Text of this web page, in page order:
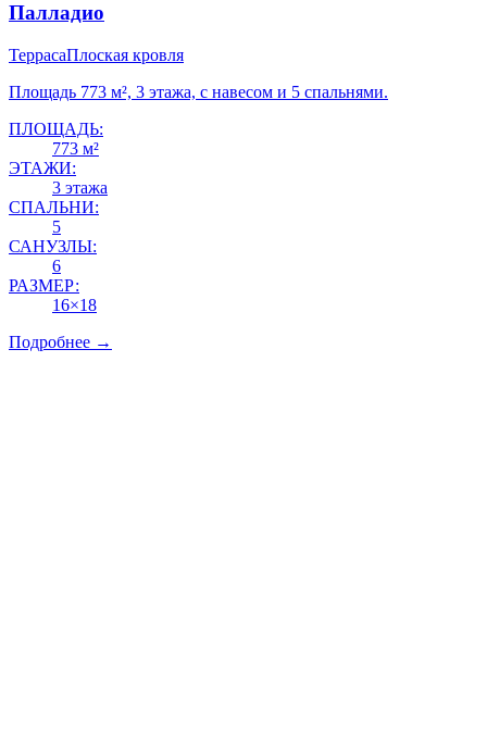
Палладио
ТеррасаПлоская кровля
Площадь 773 м², 3 этажа, с навесом и 5 спальнями.
ПЛОЩАДЬ:
773 м²
ЭТАЖИ:
3 этажа
СПАЛЬНИ:
5
САНУЗЛЫ:
6
РАЗМЕР:
16×18
Подробнее →